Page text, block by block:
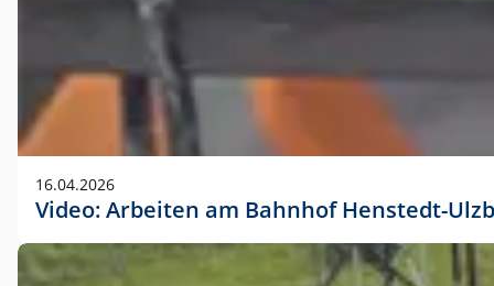
16.04.2026
Video: Arbeiten am Bahnhof Henstedt-